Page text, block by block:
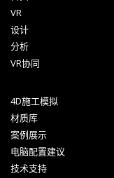
VR
设计
分析
VR协同
4D施工模拟
材质库
案例展示
电脑配置建议
技术支持